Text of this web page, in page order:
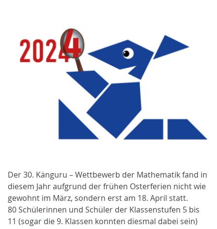
Der 30. Känguru – Wettbewerb der Mathematik fand in
diesem Jahr aufgrund der frühen Osterferien nicht wie
gewohnt im März, sondern erst am 18. April statt.
80 Schülerinnen und Schüler der Klassenstufen 5 bis
11 (sogar die 9. Klassen konnten diesmal dabei sein)